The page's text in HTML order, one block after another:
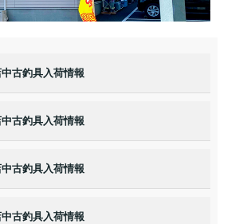
古釣具入荷情報
古釣具入荷情報
古釣具入荷情報
古釣具入荷情報